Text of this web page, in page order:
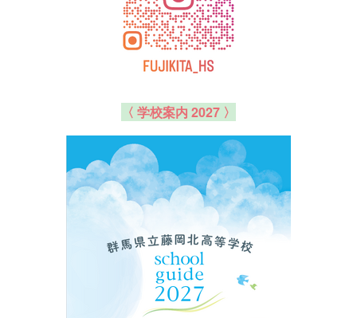
〈 学校案内 2027 〉